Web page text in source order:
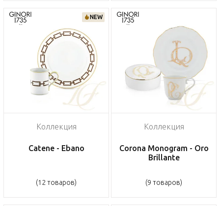
NEW
Коллекция
Catene - Ebano
(12 товаров)
Коллекция
Corona Monogram - Oro
Brillante
(9 товаров)